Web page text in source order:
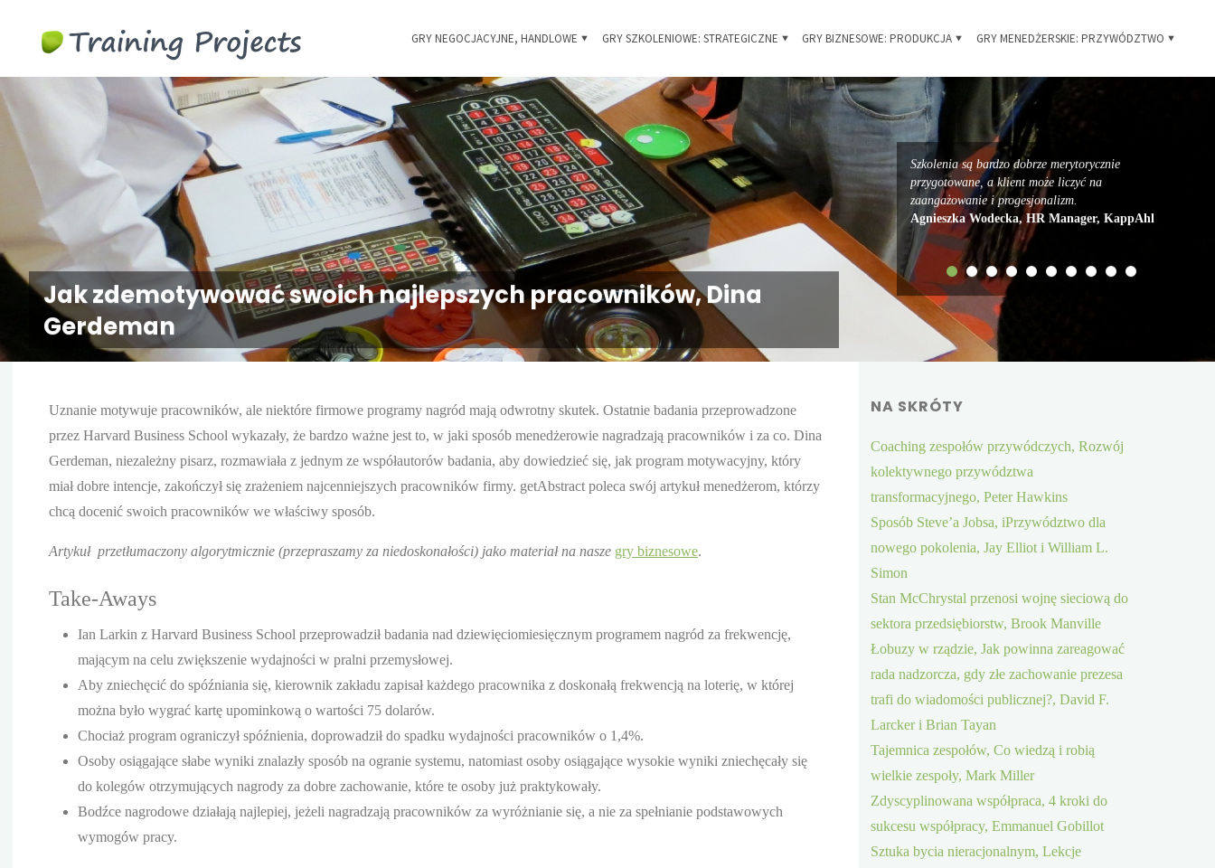
biznesowe i
content
GRY NEGOCJACYJNE, HANDLOWE GRY SZKOLENIOWE: STRATEGICZNE GRY BIZNESOWE: PRODUKCJA GRY MENEDŻERSKIE: PRZYWÓDZTWO
Jak zdemotywować swoich najlepszych pracowników, Dina
Gerdeman
Szkolenia są bardzo dobrze merytorycznie
przygotowane, a klient może liczyć na
zaangażowanie i progesjonalizm.
Agnieszka Wodecka, HR Manager, KappAhl
Uznanie motywuje pracowników, ale niektóre firmowe programy nagród mają odwrotny skutek. Ostatnie badania przeprowadzone
przez Harvard Business School wykazały, że bardzo ważne jest to, w jaki sposób menedżerowie nagradzają pracowników i za co. Dina
Gerdeman, niezależny pisarz, rozmawiała z jednym ze współautorów badania, aby dowiedzieć się, jak program motywacyjny, który
miał dobre intencje, zakończył się zrażeniem najcenniejszych pracowników firmy. getAbstract poleca swój artykuł menedżerom, którzy
chcą docenić swoich pracowników we właściwy sposób.
Artykuł przetłumaczony algorytmicznie (przepraszamy za niedoskonałości) jako materiał na nasze gry biznesowe.
Take-Aways
Ian Larkin z Harvard Business School przeprowadził badania nad dziewięciomiesięcznym programem nagród za frekwencję,
mającym na celu zwiększenie wydajności w pralni przemysłowej.
Aby zniechęcić do spóźniania się, kierownik zakładu zapisał każdego pracownika z doskonałą frekwencją na loterię, w której
można było wygrać kartę upominkową o wartości 75 dolarów.
Chociaż program ograniczył spóźnienia, doprowadził do spadku wydajności pracowników o 1,4%.
Osoby osiągające słabe wyniki znalazły sposób na ogranie systemu, natomiast osoby osiągające wysokie wyniki zniechęcały się
do kolegów otrzymujących nagrody za dobre zachowanie, które te osoby już praktykowały.
Bodźce nagrodowe działają najlepiej, jeżeli nagradzają pracowników za wyróżnianie się, a nie za spełnianie podstawowych
wymogów pracy.
NA SKRÓTY
Coaching zespołów przywódczych, Rozwój
kolektywnego przywództwa
transformacyjnego, Peter Hawkins
Sposób Steve’a Jobsa, iPrzywództwo dla
nowego pokolenia, Jay Elliot i William L.
Simon
Stan McChrystal przenosi wojnę sieciową do
sektora przedsiębiorstw, Brook Manville
Łobuzy w rządzie, Jak powinna zareagować
rada nadzorcza, gdy złe zachowanie prezesa
trafi do wiadomości publicznej?, David F.
Larcker i Brian Tayan
Tajemnica zespołów, Co wiedzą i robią
wielkie zespoły, Mark Miller
Zdyscyplinowana współpraca, 4 kroki do
sukcesu współpracy, Emmanuel Gobillot
Sztuka bycia nieracjonalnym, Lekcje